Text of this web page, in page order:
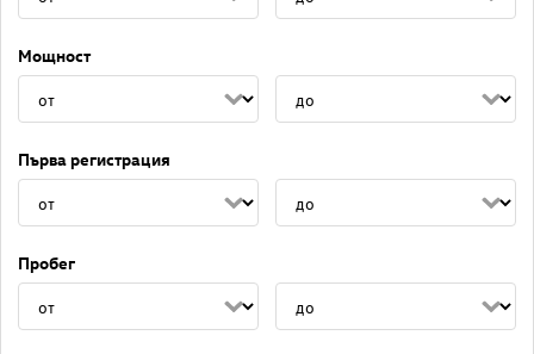
Мощност
Първа регистрация
Пробег